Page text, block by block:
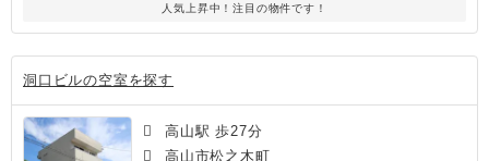
人気上昇中！注目の物件です！
洞口ビルの空室を探す
高山駅 歩27分
高山市松之木町